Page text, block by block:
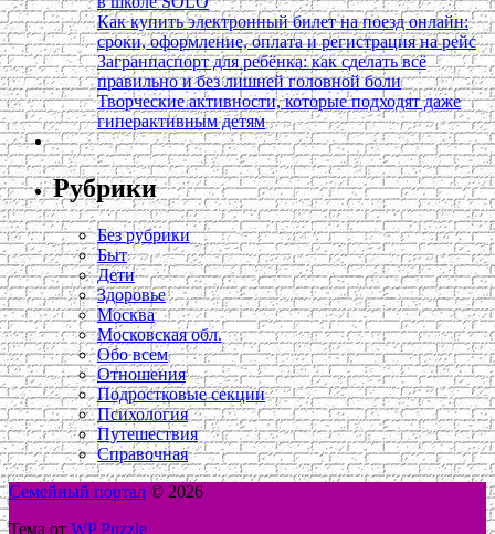
Как купить электронный билет на поезд онлайн:
сроки, оформление, оплата и регистрация на рейс
Загранпаспорт для ребёнка: как сделать всё
правильно и без лишней головной боли
Творческие активности, которые подходят даже
гиперактивным детям
Рубрики
Без рубрики
Быт
Дети
Здоровье
Москва
Московская обл.
Обо всем
Отношения
Подростковые секции
Психология
Путешествия
Справочная
Семейный портал © 2026
Тема от WP Puzzle